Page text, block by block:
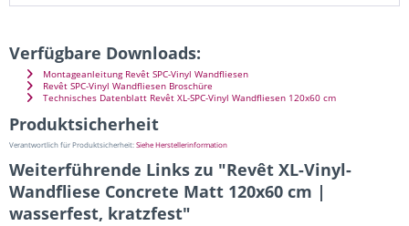
Verfügbare Downloads:
Montageanleitung Revêt SPC-Vinyl Wandfliesen
Revêt SPC-Vinyl Wandfliesen Broschüre
Technisches Datenblatt Revêt XL-SPC-Vinyl Wandfliesen 120x60 cm
Produktsicherheit
Verantwortlich für Produktsicherheit:Siehe Herstellerinformation
Weiterführende Links zu "Revêt XL-Vinyl-
Wandfliese Concrete Matt 120x60 cm |
wasserfest, kratzfest"